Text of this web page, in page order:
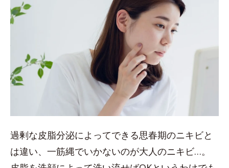
過剰な皮脂分泌によってできる思春期のニキビと
は違い、一筋縄でいかないのが大人のニキビ…。